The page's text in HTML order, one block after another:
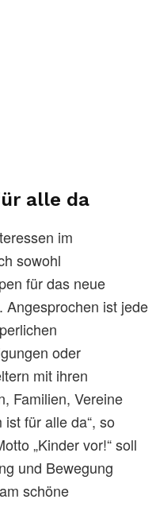
alle da
im
sowohl
für das neue
Angesprochen ist jede
oder
mit ihren
Familien, Vereine
für alle da“, so
„Kinder vor!“ soll
und Bewegung
schöne